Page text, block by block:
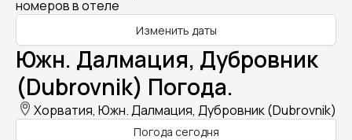
номеров в отеле
Изменить даты
Южн. Далмация, Дубровник
(Dubrovnik) Погода.
Хорватия, Южн. Далмация, Дубровник (Dubrovnik)
Погода сегодня